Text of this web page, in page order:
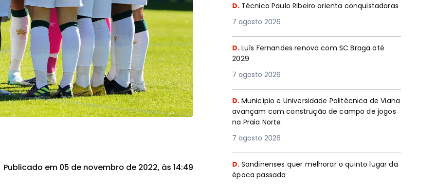
Publicado em 05 de novembro de 2022, às 14:49
D. Técnico Paulo Ribeiro orienta conquistadoras
7 agosto 2026
D. Luís Fernandes renova com SC Braga até
2029
7 agosto 2026
D. Município e Universidade Politécnica de Viana
avançam com construção de campo de jogos
na Praia Norte
7 agosto 2026
D. Sandinenses quer melhorar o quinto lugar da
época passada